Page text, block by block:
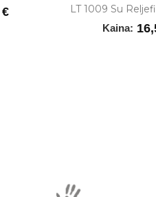
LT 1009 Su
Kaina: